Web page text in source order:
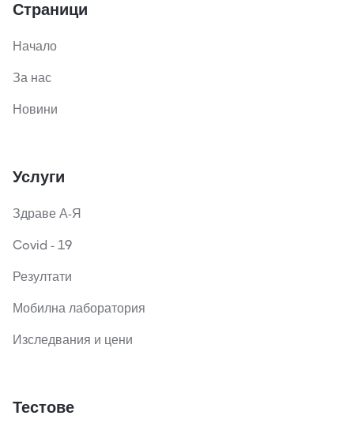
Страници
Начало
За нас
Новини
Услуги
Здраве А-Я
Covid - 19
Резултати
Мобилна лаборатория
Изследвания и цени
Тестове